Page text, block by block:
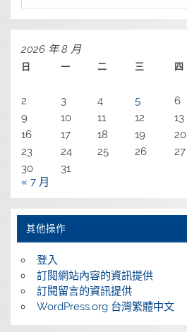
2026 年 8 月
日 一 二 三 四
2
3 4 5 6
9
10 11 12 13
16
17 18 19 20
23
24 25 26 27
30
31
« 7 月
其他操作
登入
訂閱網站內容的資訊提供
訂閱留言的資訊提供
WordPress.org 台灣繁體中文